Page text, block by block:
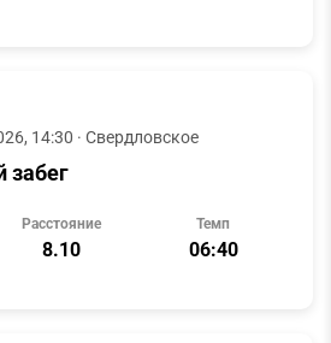
14:30 · Свердловское
забег
Расстояние
8.10
Темп
06:40